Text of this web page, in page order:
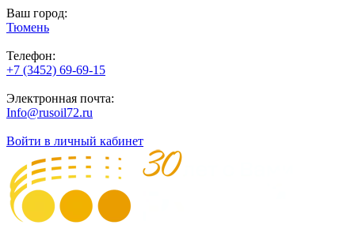
Ваш город:
Тюмень
Телефон:
+7 (3452) 69-69-15
Электронная почта:
Info@rusoil72.ru
Войти в личный кабинет